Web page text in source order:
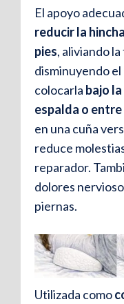
El apoyo
reducir la
pies, aliviando
disminuyendo
colocarla bajo
espalda o
en una cuña
reduce
reparador.
dolores
piernas.
Utilizada como